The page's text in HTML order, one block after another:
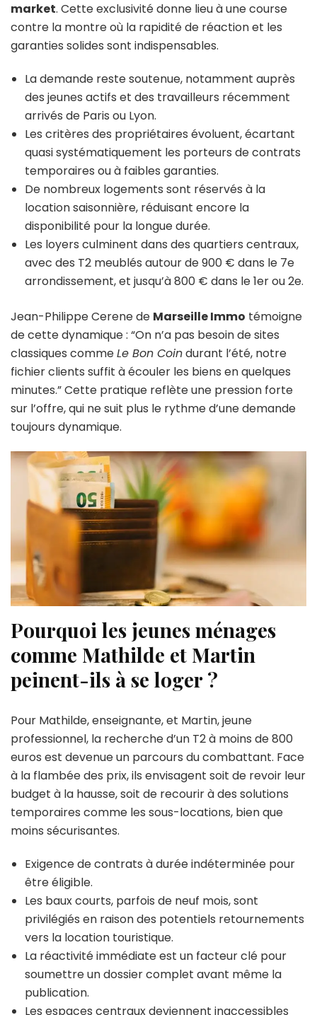
market. Cette exclusivité donne lieu à une course
contre la montre où la rapidité de réaction et les
garanties solides sont indispensables.
La demande reste soutenue, notamment auprès
des jeunes actifs et des travailleurs récemment
arrivés de Paris ou Lyon.
Les critères des propriétaires évoluent, écartant
quasi systématiquement les porteurs de contrats
temporaires ou à faibles garanties.
De nombreux logements sont réservés à la
location saisonnière, réduisant encore la
disponibilité pour la longue durée.
Les loyers culminent dans des quartiers centraux,
avec des T2 meublés autour de 900 € dans le 7e
arrondissement, et jusqu’à 800 € dans le 1er ou 2e.
Jean-Philippe Cerene de Marseille Immo témoigne
de cette dynamique : “On n’a pas besoin de sites
classiques commeLe Bon Coindurant l’été, notre
fichier clients suffit à écouler les biens en quelques
minutes.” Cette pratique reflète une pression forte
sur l’offre, qui ne suit plus le rythme d’une demande
toujours dynamique.
Pourquoi les jeunes ménages
comme Mathilde et Martin
peinent-ils à se loger ?
Pour Mathilde, enseignante, et Martin, jeune
professionnel, la recherche d’un T2 à moins de 800
euros est devenue un parcours du combattant. Face
à la flambée des prix, ils envisagent soit de revoir leur
budget à la hausse, soit de recourir à des solutions
temporaires comme les sous-locations, bien que
moins sécurisantes.
Exigence de contrats à durée indéterminée pour
être éligible.
Les baux courts, parfois de neuf mois, sont
privilégiés en raison des potentiels retournements
vers la location touristique.
La réactivité immédiate est un facteur clé pour
soumettre un dossier complet avant même la
publication.
Les espaces centraux deviennent inaccessibles